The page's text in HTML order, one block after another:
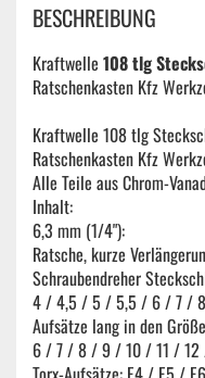
BESCHREIBUNG
Kraftwelle 108 tlg
Ratschenkasten Kfz
Kraftwelle 108 tlg
Ratschenkasten Kfz
Alle Teile aus Chrom-
Inhalt:
6,3 mm (1/4"):
Ratsche, kurze
Schraubendreher
4 / 4,5 / 5 / 5,5 / 6 / 7 /
Aufsätze lang in den
6 / 7 / 8 / 9 / 10 / 11 / 12